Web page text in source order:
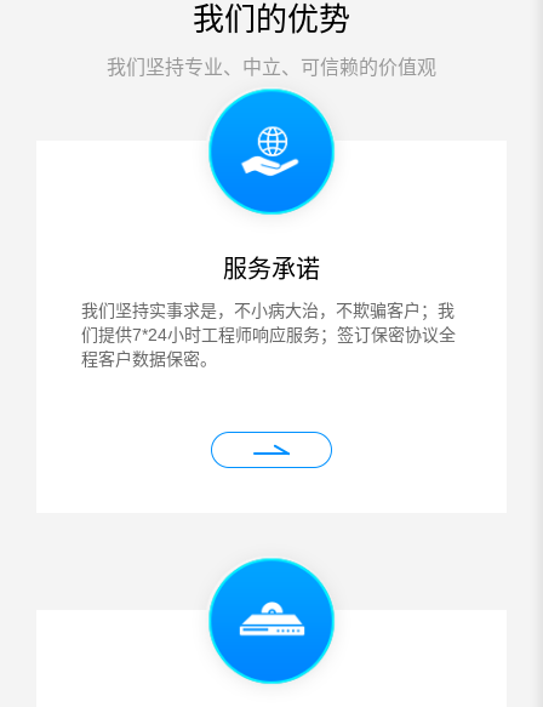
我们的优势
我们坚持专业、中立、可信赖的价值观
服务承诺
我们坚持实事求是，不小病大治，不欺骗客户；我
们提供7*24小时工程师响应服务；签订保密协议全
程客户数据保密。